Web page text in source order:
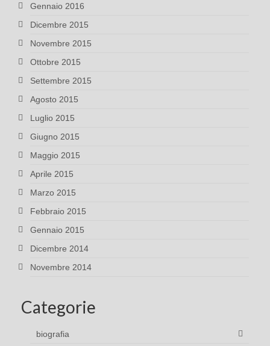
Gennaio 2016
Dicembre 2015
Novembre 2015
Ottobre 2015
Settembre 2015
Agosto 2015
Luglio 2015
Giugno 2015
Maggio 2015
Aprile 2015
Marzo 2015
Febbraio 2015
Gennaio 2015
Dicembre 2014
Novembre 2014
Categorie
biografia